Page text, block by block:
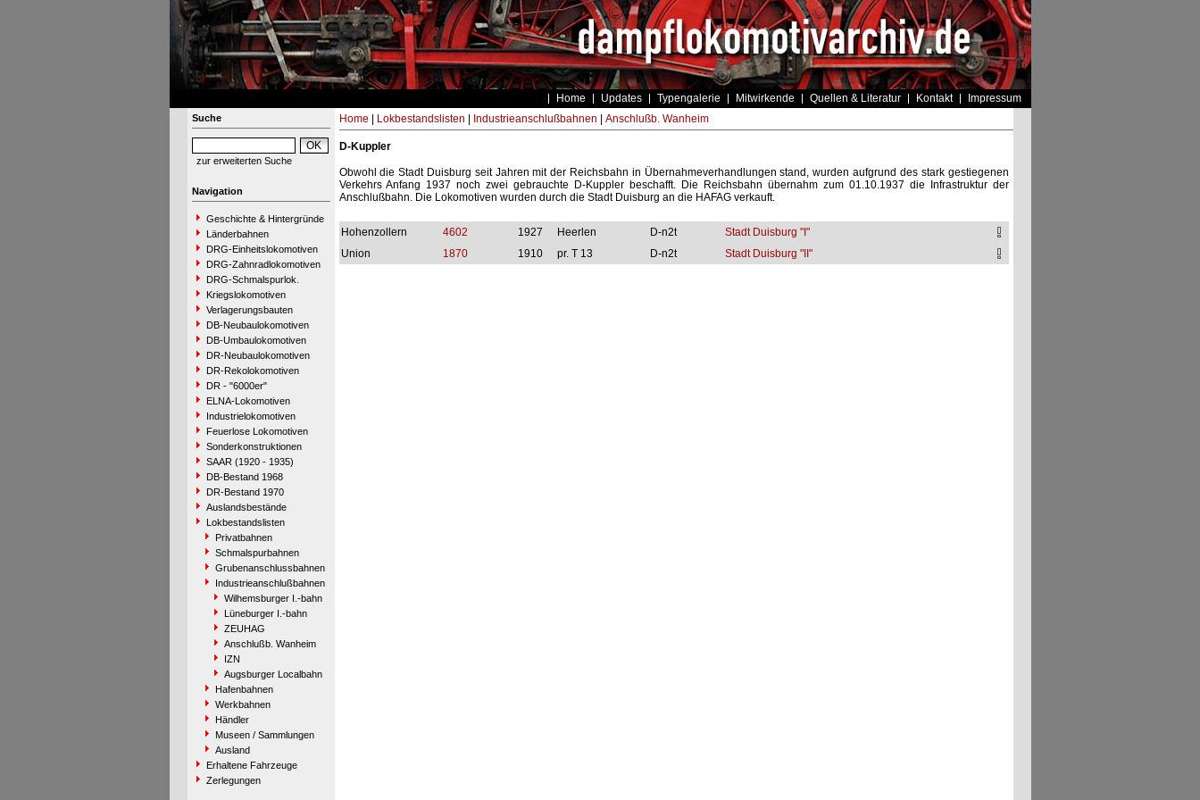
Home Updates Typengalerie Mitwirkende Quellen & Literatur Kontakt Impressum
Suche
zur erweiterten Suche
Navigation
Geschichte & Hintergründe
Länderbahnen
DRG-Einheitslokomotiven
DRG-Zahnradlokomotiven
DRG-Schmalspurlok.
Kriegslokomotiven
Verlagerungsbauten
DB-Neubaulokomotiven
DB-Umbaulokomotiven
DR-Neubaulokomotiven
DR-Rekolokomotiven
DR - "6000er"
ELNA-Lokomotiven
Industrielokomotiven
Feuerlose Lokomotiven
Sonderkonstruktionen
SAAR (1920 - 1935)
DB-Bestand 1968
DR-Bestand 1970
Auslandsbestände
Lokbestandslisten
Privatbahnen
Schmalspurbahnen
Grubenanschlussbahnen
Industrieanschlußbahnen
Wilhemsburger I.-bahn
Lüneburger I.-bahn
ZEUHAG
Anschlußb. Wanheim
IZN
Augsburger Localbahn
Hafenbahnen
Werkbahnen
Händler
Museen / Sammlungen
Ausland
Erhaltene Fahrzeuge
Zerlegungen
Home Lokbestandslisten Industrieanschlußbahnen Anschlußb. Wanheim
D-Kuppler
Obwohl die Stadt Duisburg seit Jahren mit der Reichsbahn in Übernahmeverhandlungen stand, wurden aufgrund des stark gestiegenen
Verkehrs Anfang 1937 noch zwei gebrauchte D-Kuppler beschafft. Die Reichsbahn übernahm zum 01.10.1937 die Infrastruktur der
Anschlußbahn. Die Lokomotiven wurden durch die Stadt Duisburg an die HAFAG verkauft.
Hohenzollern 4602 1927 Heerlen D-n2t
Stadt Duisburg "I"
Union
1870 1910 pr. T 13 D-n2t Stadt Duisburg "II"